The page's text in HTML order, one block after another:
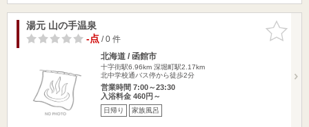
お気に入
りに追加
湯元 山の手温泉
-点/ 0 件
北海道 / 函館市
十字街駅6.96km 深堀町駅2.17km
北中学校通バス停から徒歩2分
営業時間 7:00～23:30
入浴料金 460円～
日帰り 家族風呂